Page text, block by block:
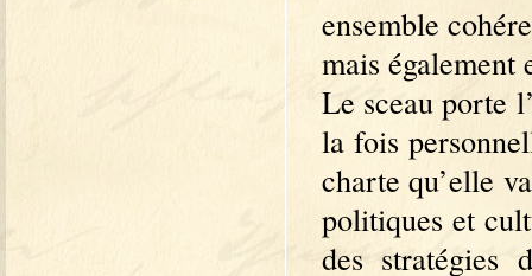
ensemble
mais également
Le sceau porte
la fois
charte qu’elle
politiques et
des stratégies